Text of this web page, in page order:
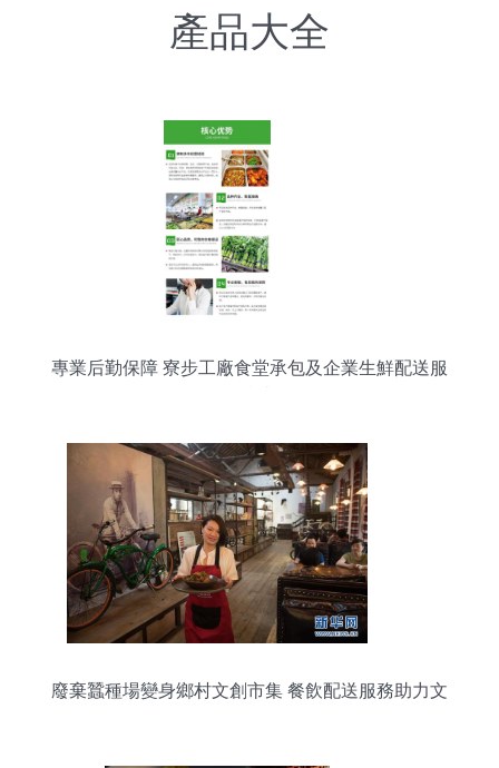
產品大全
專業后勤保障 寮步工廠食堂承包及企業生鮮配送服
廢棄蠶種場變身鄉村文創市集 餐飲配送服務助力文